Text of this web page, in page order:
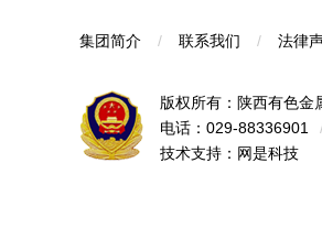
集团简介 / 联系我们 / 法律
版权所有：陕西有色金
电话：029-88336901
技术支持： 网是科技